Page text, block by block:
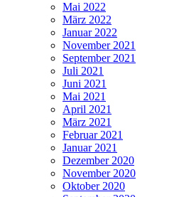
Mai 2022
März 2022
Januar 2022
November 2021
September 2021
Juli 2021
Juni 2021
Mai 2021
April 2021
März 2021
Februar 2021
Januar 2021
Dezember 2020
November 2020
Oktober 2020